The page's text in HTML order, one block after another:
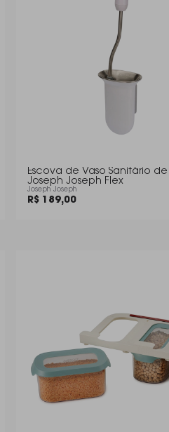
Escova de Vaso Sanitário
Joseph Joseph Flex
Joseph Joseph
R$ 189,00